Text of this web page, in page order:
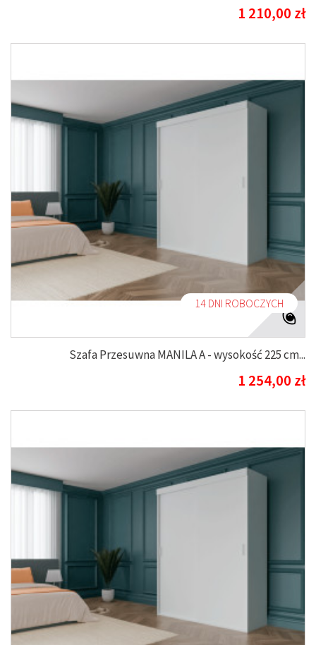
1 210,00 zł
14 DNI ROBOCZYCH
Szafa Przesuwna MANILA A - wysokość 225 cm...
1 254,00 zł